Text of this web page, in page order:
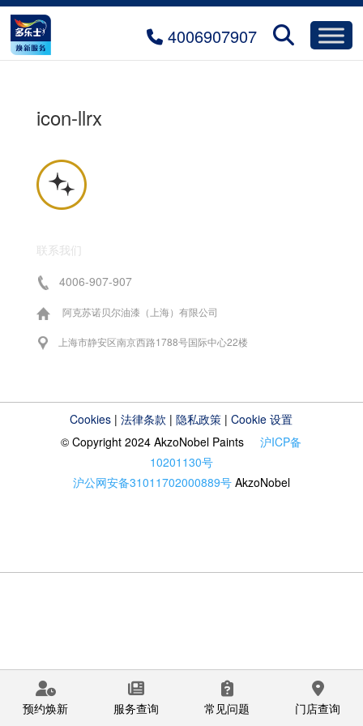
4006907907
icon-llrx
联系我们
4006-907-907
阿克苏诺贝尔油漆（上海）有限公司
上海市静安区南京西路1788号国际中心22楼
Cookies |法律条款 |隐私政策 |Cookie 设置
© Copyright 2024 AkzoNobel Paints沪ICP备
10201130号
沪公网安备31011702000889号 AkzoNobel
预约焕新 服务查询 常见问题 门店查询